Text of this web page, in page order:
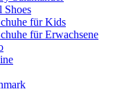
Shoes
für Kids
für Erwachsene